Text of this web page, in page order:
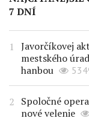
7 DNÍ
Javorčíkovej
mestského
hanbou
Spoločné
nové velenie